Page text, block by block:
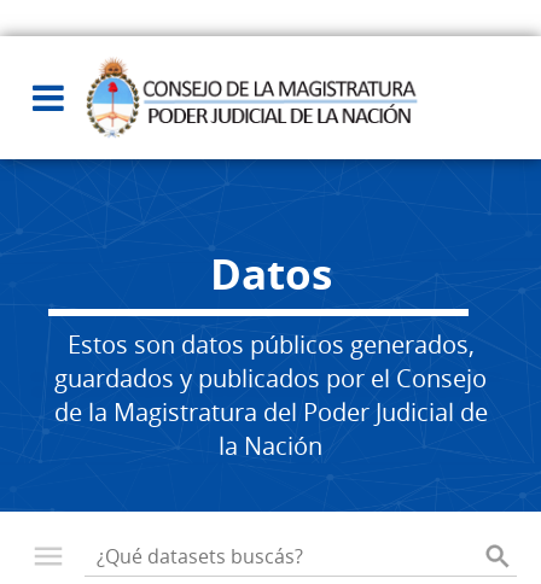
Datos
Estos son datos públicos generados,
guardados y publicados por el Consejo
de la Magistratura del Poder Judicial de
la Nación